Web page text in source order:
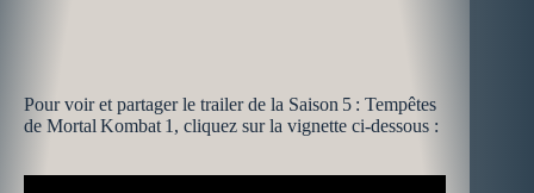
Pour voir et partager le trailer de la Saison 5 : Tempêtes
de Mortal Kombat 1, cliquez sur la vignette ci-dessous :